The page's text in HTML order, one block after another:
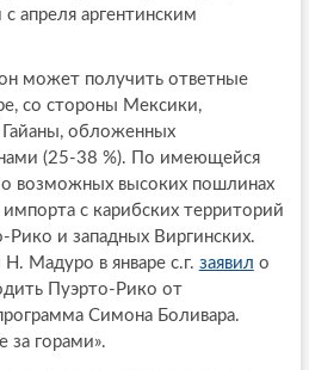
с апреля аргентинским
может получить ответные
со стороны Мексики,
Гайаны, обложенных
(25-38 %). По имеющейся
возможных высоких пошлинах
с карибских территорий
и западных Виргинских.
Н. Мадуро в январе с.г. заявил о
Пуэрто-Рико от
Симона Боливара.
за горами».